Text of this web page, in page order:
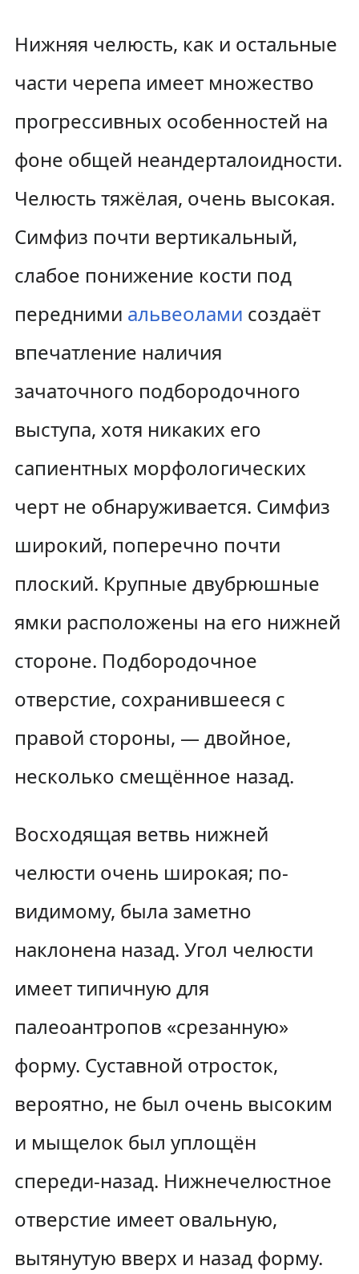
Нижняя челюсть, как и остальные
части черепа имеет множество
прогрессивных особенностей на
фоне общей неандерталоидности.
Челюсть тяжёлая, очень высокая.
Симфиз почти вертикальный,
слабое понижение кости под
передними альвеолами создаёт
впечатление наличия
зачаточного подбородочного
выступа, хотя никаких его
сапиентных морфологических
черт не обнаруживается. Симфиз
широкий, поперечно почти
плоский. Крупные двубрюшные
ямки расположены на его нижней
стороне. Подбородочное
отверстие, сохранившееся с
правой стороны, — двойное,
несколько смещённое назад.
Восходящая ветвь нижней
челюсти очень широкая; по-
видимому, была заметно
наклонена назад. Угол челюсти
имеет типичную для
палеоантропов «срезанную»
форму. Суставной отросток,
вероятно, не был очень высоким
и мыщелок был уплощён
спереди-назад. Нижнечелюстное
отверстие имеет овальную,
вытянутую вверх и назад форму.